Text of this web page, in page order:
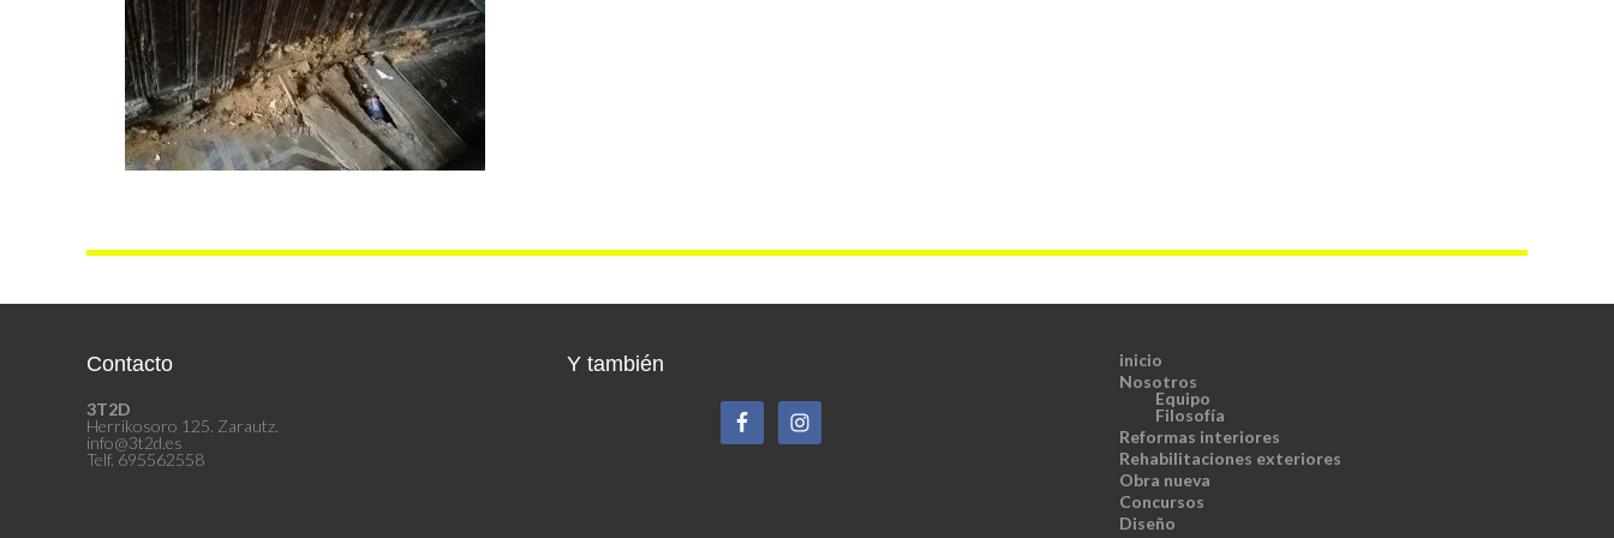
Contacto
3T2D
Herrikosoro 125. Zarautz.
info@3t2d.es
Telf. 695562558
Y también
inicio
Nosotros
Equipo
Filosofía
Reformas interiores
Rehabilitaciones exteriores
Obra nueva
Concursos
Diseño